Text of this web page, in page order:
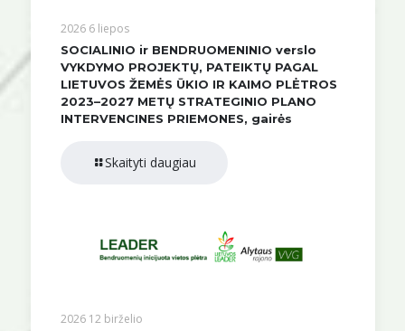
2026 6 liepos
SOCIALINIO ir BENDRUOMENINIO verslo
VYKDYMO PROJEKTŲ, PATEIKTŲ PAGAL
LIETUVOS ŽEMĖS ŪKIO IR KAIMO PLĖTROS
2023–2027 METŲ STRATEGINIO PLANO
INTERVENCINES PRIEMONES, gairės
Skaityti daugiau
2026 12 birželio